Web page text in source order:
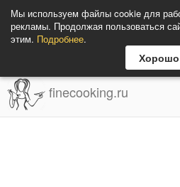
Мы используем файлы cookie для
рекламы. Продолжая пользоваться
этим. Подробнее.
Хорошо
finecooking.ru